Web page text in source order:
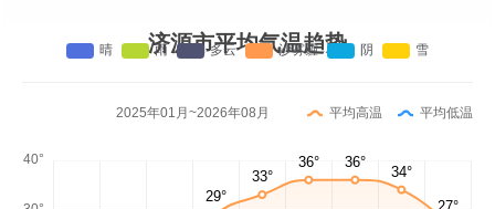
济源市平均气温趋势
2025年01月~2026年08月 平均高温 平均低温